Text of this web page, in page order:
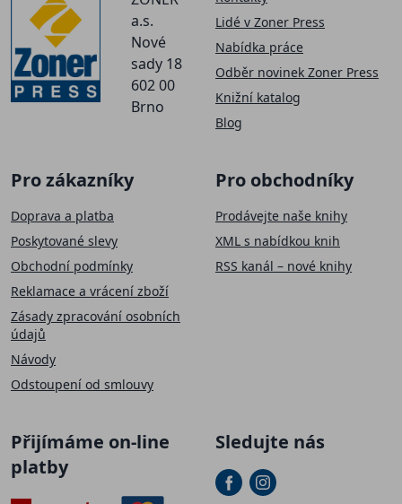
a.s.
Nové
sady 18
602 00
Brno
Lidé v Zoner Press
Nabídka práce
Odběr novinek Zoner Press
Knižní katalog
Blog
Pro zákazníky
Doprava a platba
Poskytované slevy
Obchodní podmínky
Reklamace a vrácení zboží
Zásady zpracování osobních
údajů
Návody
Odstoupení od smlouvy
Pro obchodníky
Prodávejte naše knihy
XML s nabídkou knih
RSS kanál – nové knihy
Přijímáme on-line
platby
Sledujte nás